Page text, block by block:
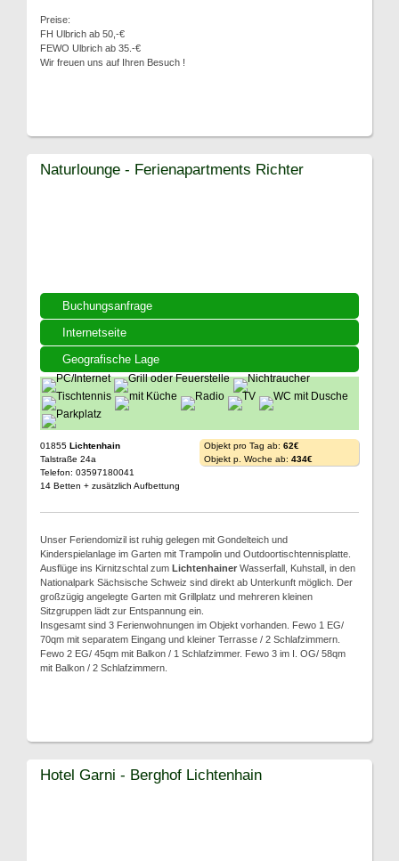
Preise:
FH Ulbrich ab 50,-€
FEWO Ulbrich ab 35.-€
Wir freuen uns auf Ihren Besuch !
Buchungsanfrage
Internetseite
Geografische Lage
Naturlounge - Ferienapartments Richter
01855 Lichtenhain
Talstraße 24a
Telefon: 03597180041
14 Betten + zusätzlich Aufbettung
Objekt pro Tag ab: 62€
Objekt p. Woche ab: 434€
Unser Feriendomizil ist ruhig gelegen mit Gondelteich und
Kinderspielanlage im Garten mit Trampolin und Outdoortischtennisplatte.
Ausflüge ins Kirnitzschtal zum Lichtenhainer Wasserfall, Kuhstall, in den
Nationalpark Sächsische Schweiz sind direkt ab Unterkunft möglich. Der
großzügig angelegte Garten mit Grillplatz und mehreren kleinen
Sitzgruppen lädt zur Entspannung ein.
Insgesamt sind 3 Ferienwohnungen im Objekt vorhanden. Fewo 1 EG/
70qm mit separatem Eingang und kleiner Terrasse / 2 Schlafzimmern.
Fewo 2 EG/ 45qm mit Balkon / 1 Schlafzimmer. Fewo 3 im I. OG/ 58qm
mit Balkon / 2 Schlafzimmern.
Hotel Garni - Berghof Lichtenhain